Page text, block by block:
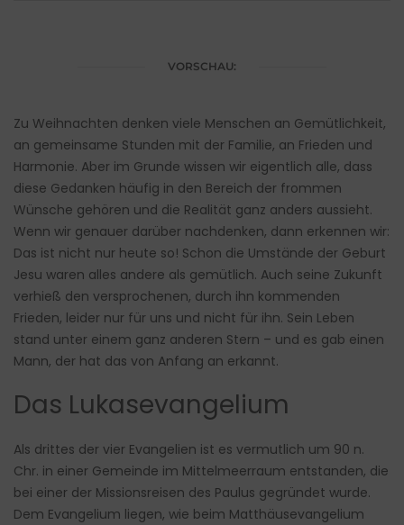
VORSCHAU:
Zu Weihnachten denken viele Menschen an Gemütlichkeit,
an gemeinsame Stunden mit der Familie, an Frieden und
Harmonie. Aber im Grunde wissen wir eigentlich alle, dass
diese Gedanken häufig in den Bereich der frommen
Wünsche gehören und die Realität ganz anders aussieht.
Wenn wir genauer darüber nachdenken, dann erkennen wir:
Das ist nicht nur heute so! Schon die Umstände der Geburt
Jesu waren alles andere als gemütlich. Auch seine Zukunft
verhieß den versprochenen, durch ihn kommenden
Frieden, leider nur für uns und nicht für ihn. Sein Leben
stand unter einem ganz anderen Stern – und es gab einen
Mann, der hat das von Anfang an erkannt.
Das Lukasevangelium
Als drittes der vier Evangelien ist es vermutlich um 90 n.
Chr. in einer Gemeinde im Mittelmeerraum entstanden, die
bei einer der Missionsreisen des Paulus gegründet wurde.
Dem Evangelium liegen, wie beim Matthäusevangelium